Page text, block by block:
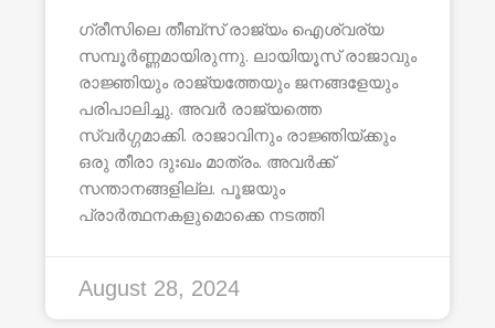
ഗ്രീസിലെ തീബ്സ് രാജ്യം ഐശ്വര്യ
സമ്പൂർണ്ണമായിരുന്നു. ലായിയൂസ് രാജാവും
രാജ്ഞിയും രാജ്യത്തേയും ജനങ്ങളേയും
പരിപാലിച്ചു. അവർ രാജ്യത്തെ
സ്വർഗ്ഗമാക്കി. രാജാവിനും രാജ്ഞിയ്ക്കും
ഒരു തീരാ ദുഃഖം മാത്രം. അവർക്ക്
സന്താനങ്ങളില്ല. പൂജയും
പ്രാർത്ഥനകളുമൊക്കെ നടത്തി
August 28, 2024